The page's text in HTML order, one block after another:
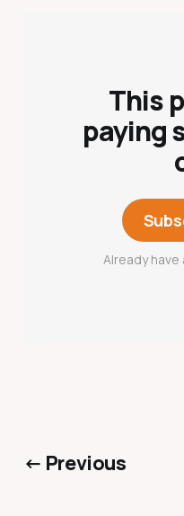
This
paying
Already have
← Previous